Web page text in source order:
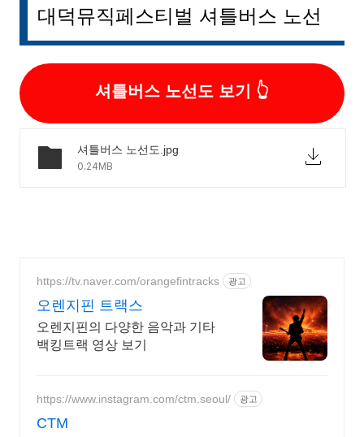
대덕뮤직페스티벌 셔틀버스 노선
셔틀버스 노선도 보기
셔틀버스 노선도.jpg
0.24MB
https://tv.naver.com/orangefintracks 광고
오렌지핀 트랙스
오렌지핀의 다양한 음악과 기타
백킹트랙 영상 보기
https://www.instagram.com/ctm.seoul/ 광고
CTM